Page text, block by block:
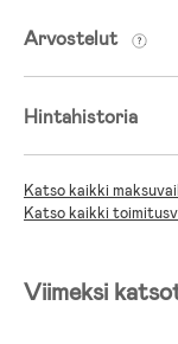
Arvostelut
Hintahistoria
Katso kaikki
Katso kaikki
Viimeksi